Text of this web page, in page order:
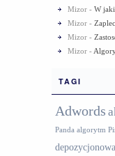
Mizor - W
Mizor -
Mizor -
Mizor -
TAGI
Adwords
Panda algorytm